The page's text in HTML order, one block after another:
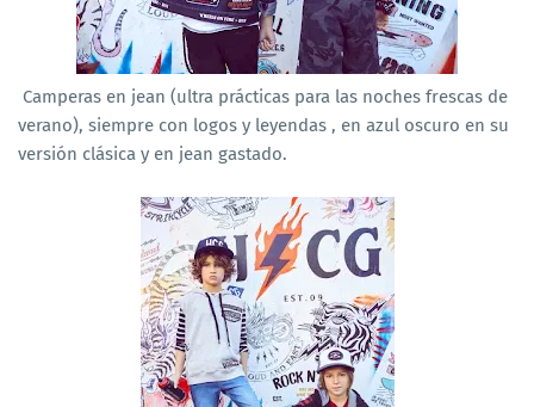
Camperas en jean (ultra prácticas para las noches frescas de
verano), siempre con logos y leyendas , en azul oscuro en su
versión clásica y en jean gastado.